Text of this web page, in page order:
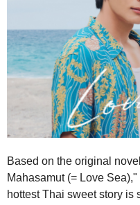
Based on the original
Mahasamut (= Love
hottest Thai sweet story is